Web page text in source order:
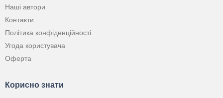
Наші автори
Контакти
Політика конфіденційності
Угода користувача
Оферта
Корисно знати